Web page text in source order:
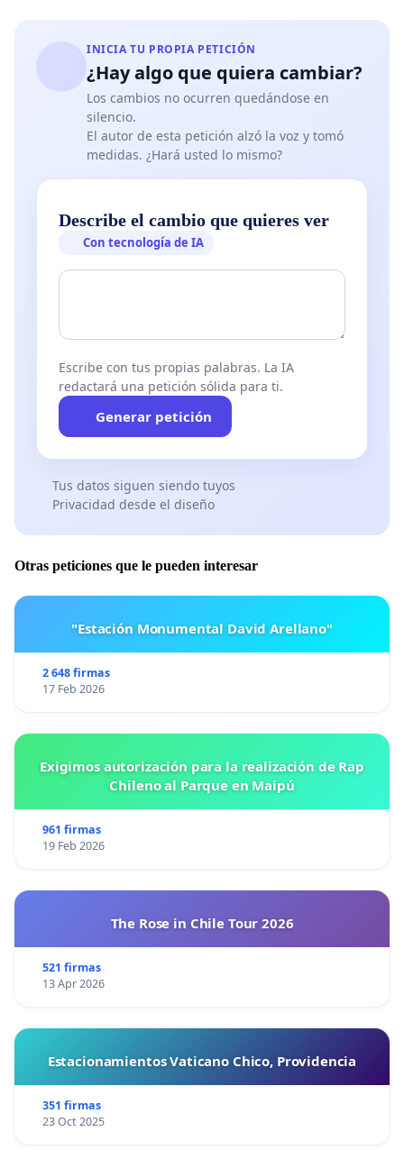
INICIA TU PROPIA PETICIÓN
¿Hay algo que quiera cambiar?
Los cambios no ocurren quedándose en
silencio.
El autor de esta petición alzó la voz y tomó
medidas. ¿Hará usted lo mismo?
Describe el cambio que quieres ver
Con tecnología de IA
Escribe con tus propias palabras. La IA
redactará una petición sólida para ti.
Generar petición
Tus datos siguen siendo tuyos
Privacidad desde el diseño
Otras peticiones que le pueden interesar
"Estación Monumental David Arellano"
2 648 firmas
17 Feb 2026
Exigimos autorización para la realización de Rap
Chileno al Parque en Maipú
961 firmas
19 Feb 2026
The Rose in Chile Tour 2026
521 firmas
13 Apr 2026
Estacionamientos Vaticano Chico, Providencia
351 firmas
23 Oct 2025